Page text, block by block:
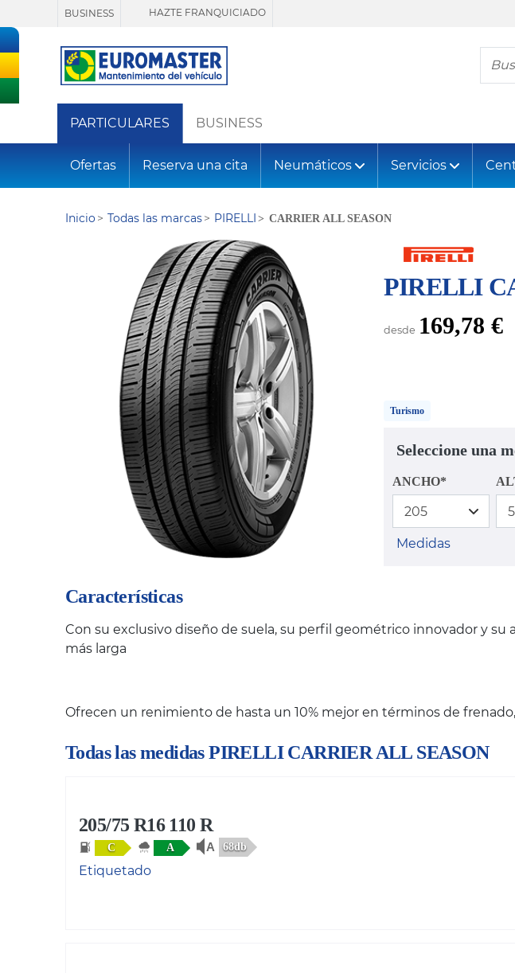
BUSINESS HAZTE FRANQUICIADO
PARTICULARES BUSINESS
Ofertas Reserva una cita Neumáticos Servicios
Inicio Todas las marcas PIRELLI CARRIER ALL SEASON
PIRELLI
desde 169,78 €
Turismo
Seleccione una
ANCHO*
Medidas
Características
Con su exclusivo diseño de suela, su perfil geométrico innovador y
más larga
Ofrecen un renimiento de hasta un 10% mejor en términos de
Todas las medidas PIRELLI CARRIER ALL SEASON
205/75 R16 110 R
C A 68db
Etiquetado